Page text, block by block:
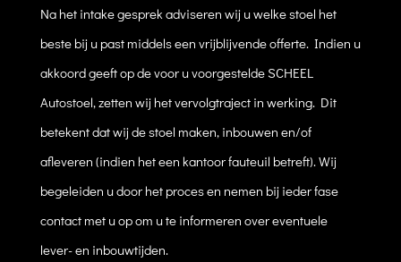
Na het intake gesprek adviseren wij u welke stoel het
beste bij u past middels een vrijblijvende offerte. Indien u
akkoord geeft op de voor u voorgestelde SCHEEL
Autostoel, zetten wij het vervolgtraject in werking. Dit
betekent dat wij de stoel maken, inbouwen en/of
afleveren (indien het een kantoor fauteuil betreft). Wij
begeleiden u door het proces en nemen bij ieder fase
contact met u op om u te informeren over eventuele
lever- en inbouwtijden.